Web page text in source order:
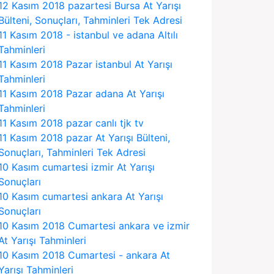
Kasım 2018 pazartesi Bursa At Yarışı
Sonuçları, Tahminleri Tek Adresi
Kasım 2018 - istanbul ve adana Altılı
Kasım 2018 Pazar istanbul At Yarışı
Kasım 2018 Pazar adana At Yarışı
Kasım 2018 pazar canlı tjk tv
Kasım 2018 pazar At Yarışı Bülteni,
Tahminleri Tek Adresi
Kasım cumartesi izmir At Yarışı
Kasım cumartesi ankara At Yarışı
Kasım 2018 Cumartesi ankara ve izmir
Yarışı Tahminleri
Kasım 2018 Cumartesi - ankara At
Tahminleri